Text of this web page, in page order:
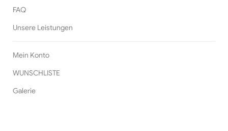
FAQ
Unsere Leistungen
Mein Konto
WUNSCHLISTE
Galerie